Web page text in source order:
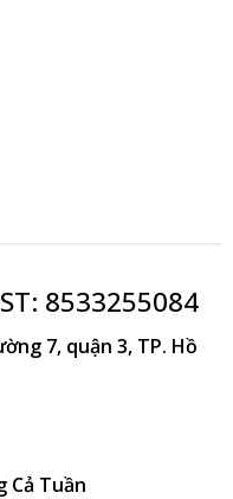
8533255084
7, quận 3, TP. Hồ
Cả Tuần